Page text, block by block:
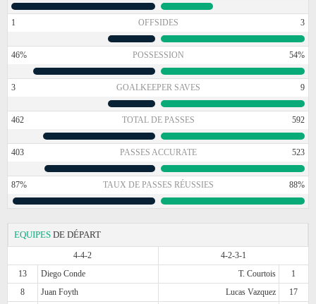
1 OFFSIDES 3
46% POSSESSION 54%
3 GOALKEEPER SAVES 9
462 TOTAL DE PASSES 592
403 PASSES ACCURATE 523
87% TAUX DE PASSES RÉUSSIES 88%
EQUIPES DE DÉPART
4-4-2
4-2-3-1
13
Diego Conde T. Courtois
1
8
Juan Foyth Lucas Vazquez
17